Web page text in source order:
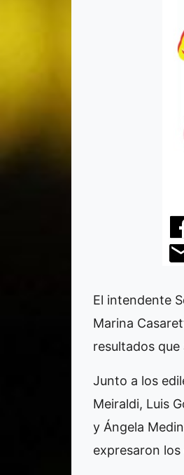
El intendente
Marina
resultados que
Junto a los
Meiraldi, Luis
y Ángela
expresaron